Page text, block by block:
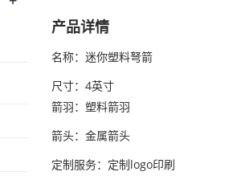
产品详情
名称：迷你塑料弩箭
尺寸：4英寸
箭羽：塑料箭羽
箭头：金属箭头
定制服务：定制logo印刷